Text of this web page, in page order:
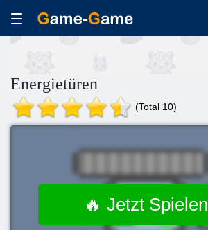
Energietüren
(Total 10)
🔥 Jetzt Spielen